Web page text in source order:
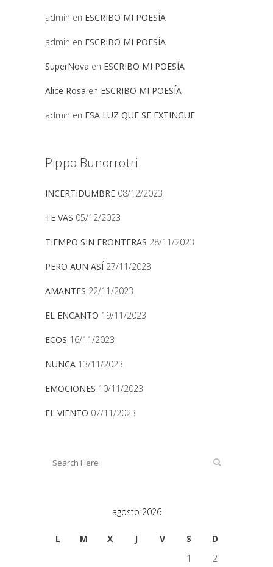
admin en ESCRIBO MI POESÍA
admin en ESCRIBO MI POESÍA
SuperNova en ESCRIBO MI POESÍA
Alice Rosa en ESCRIBO MI POESÍA
admin en ESA LUZ QUE SE EXTINGUE
Pippo Bunorrotri
INCERTIDUMBRE 08/12/2023
TE VAS 05/12/2023
TIEMPO SIN FRONTERAS 28/11/2023
PERO AUN ASÍ 27/11/2023
AMANTES 22/11/2023
EL ENCANTO 19/11/2023
ECOS 16/11/2023
NUNCA 13/11/2023
EMOCIONES 10/11/2023
EL VIENTO 07/11/2023
agosto 2026
L M X J V S
D
1
2